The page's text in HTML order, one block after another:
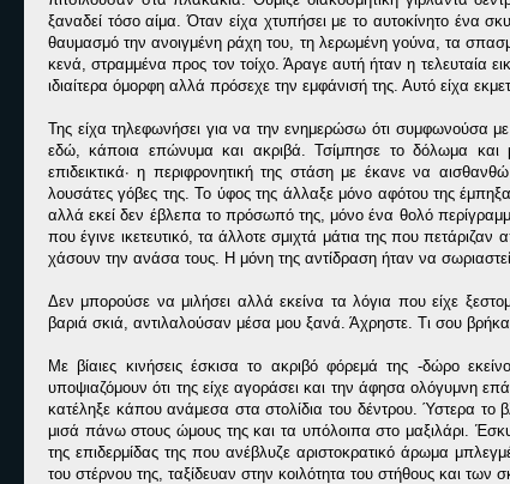
ξαναδεί τόσο αίμα. Όταν είχα χτυπήσει με το αυτοκίνητο ένα
θαυμασμό την ανοιγμένη ράχη του, τη λερωμένη γούνα, τα
κενά, στραμμένα προς τον τοίχο. Άραγε αυτή ήταν η τελευταία
ιδιαίτερα όμορφη αλλά πρόσεχε την εμφάνισή της. Αυτό είχα
Της είχα τηλεφωνήσει για να την ενημερώσω ότι συμφωνούσα
εδώ, κάποια επώνυμα και ακριβά. Τσίμπησε το δόλωμα και
επιδεικτικά∙ η περιφρονητική της στάση με έκανε να
λουσάτες γόβες της. Το ύφος της άλλαξε μόνο αφότου της
αλλά εκεί δεν έβλεπα το πρόσωπό της, μόνο ένα θολό
που έγινε ικετευτικό, τα άλλοτε σμιχτά μάτια της που
χάσουν την ανάσα τους. Η μόνη της αντίδραση ήταν να
Δεν μπορούσε να μιλήσει αλλά εκείνα τα λόγια που είχε
βαριά σκιά, αντιλαλούσαν μέσα μου ξανά. Άχρηστε. Τι σου
Με βίαιες κινήσεις έσκισα το ακριβό φόρεμά της -δώρο
υποψιαζόμουν ότι της είχε αγοράσει και την άφησα ολόγυμνη
κατέληξε κάπου ανάμεσα στα στολίδια του δέντρου. Ύστερα
μισά πάνω στους ώμους της και τα υπόλοιπα στο μαξιλάρι.
της επιδερμίδας της που ανέβλυζε αριστοκρατικό άρωμα
του στέρνου της, ταξίδευαν στην κοιλότητα του στήθους και των